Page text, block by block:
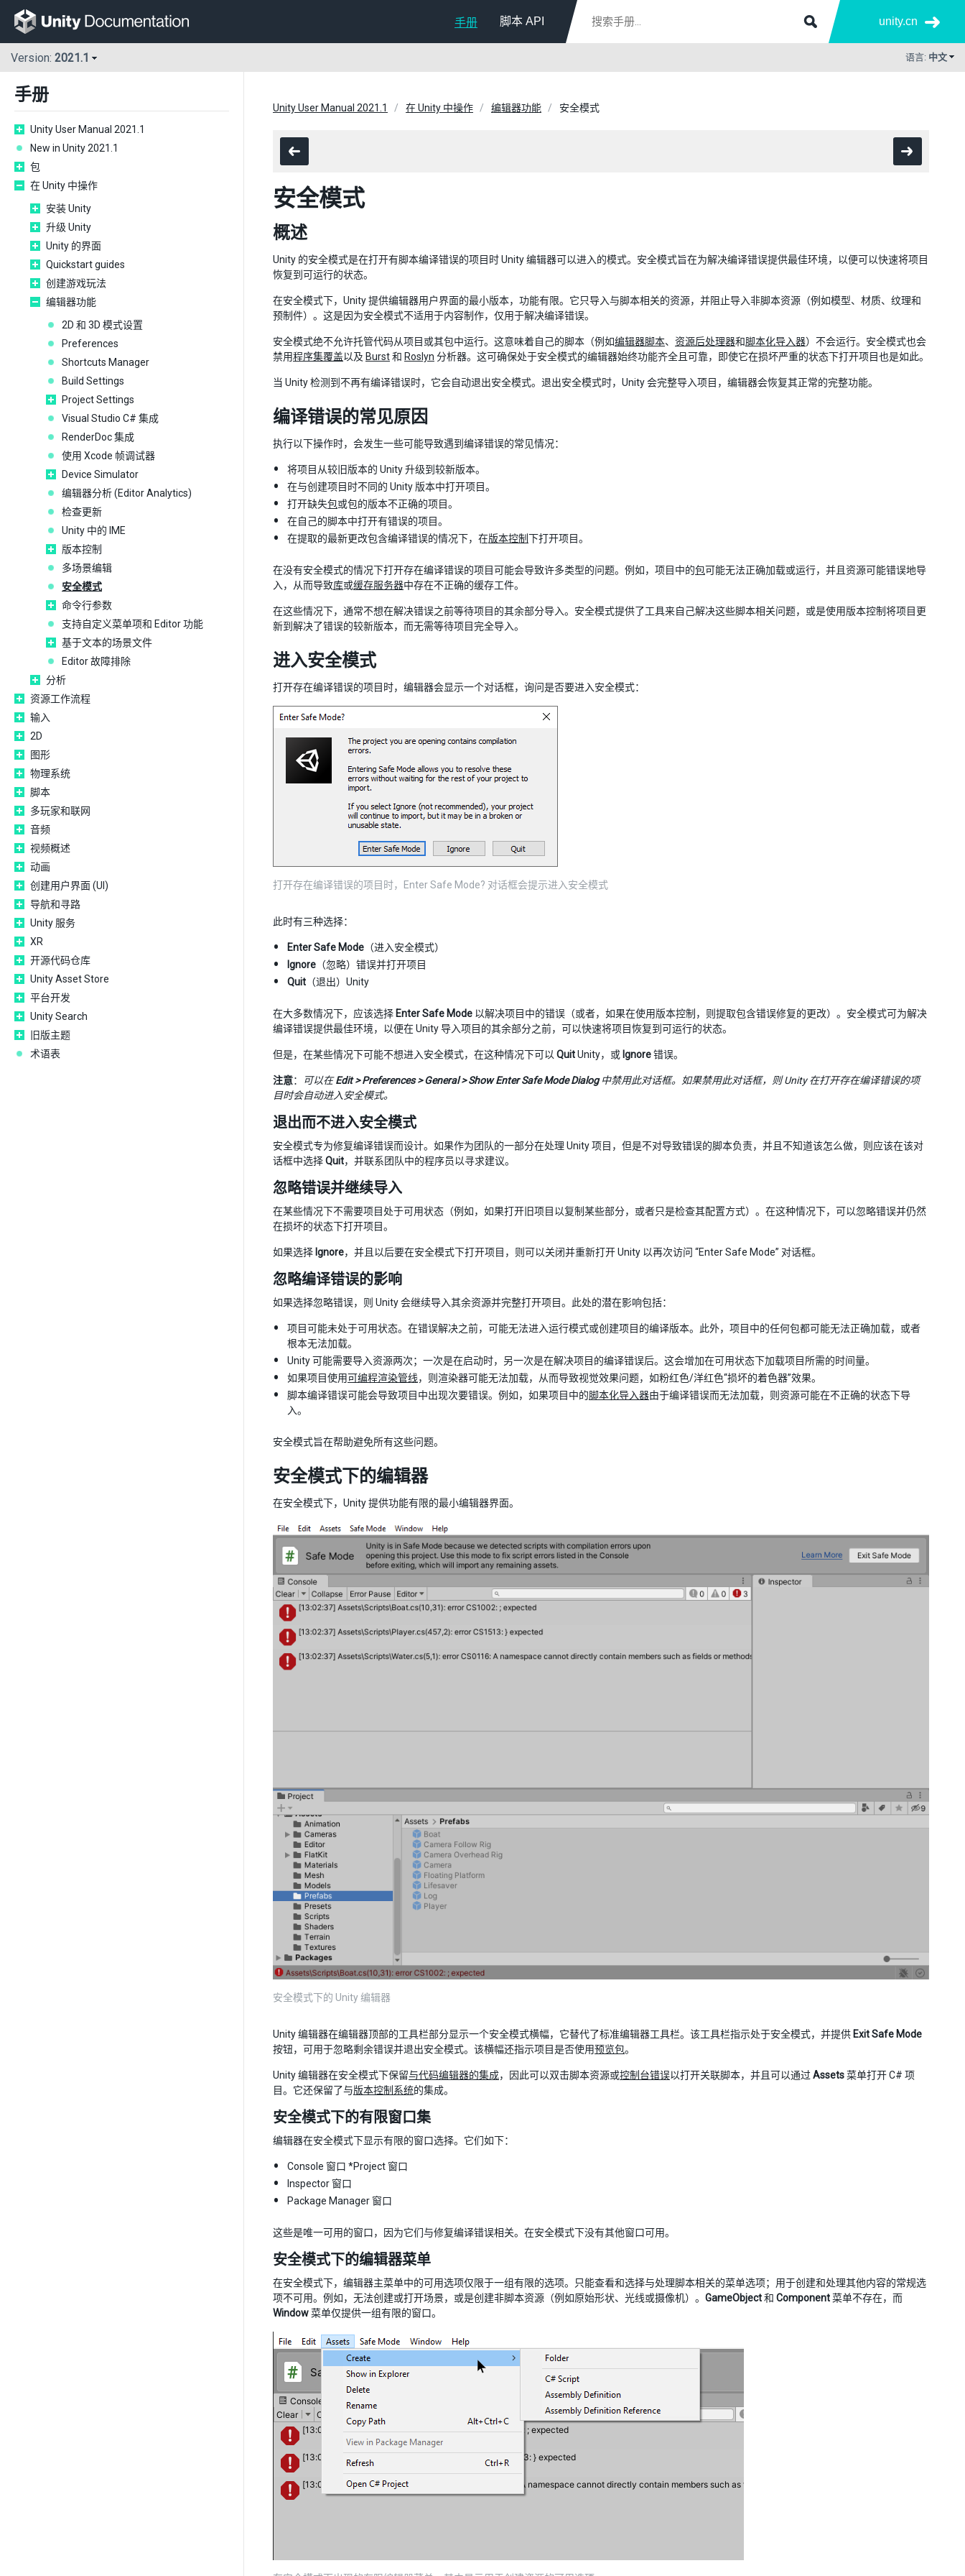
手册 脚本 API unity.cn
Version: 2021.1 语言: 中文
手册
Unity User Manual 2021.1
New in Unity 2021.1
包
在 Unity 中操作
安装 Unity
升级 Unity
Unity 的界面
Quickstart guides
创建游戏玩法
编辑器功能
2D 和 3D 模式设置
Preferences
Shortcuts Manager
Build Settings
Project Settings
Visual Studio C# 集成
RenderDoc 集成
使用 Xcode 帧调试器
Device Simulator
编辑器分析 (Editor Analytics)
检查更新
Unity 中的 IME
版本控制
多场景编辑
安全模式
命令行参数
支持自定义菜单项和 Editor 功能
基于文本的场景文件
Editor 故障排除
分析
资源工作流程
输入
2D
图形
物理系统
脚本
多玩家和联网
音频
视频概述
动画
创建用户界面 (UI)
导航和寻路
Unity 服务
XR
开源代码仓库
Unity Asset Store
平台开发
Unity Search
旧版主题
术语表
Unity User Manual 2021.1 在 Unity 中操作 编辑器功能 安全模式
安全模式
概述
Unity 的安全模式是在打开有脚本编译错误的项目时 Unity 编辑器可以进入的模式。安全模式旨在为解决编译错误提供最佳环境，以便可以快速将项目
恢复到可运行的状态。
在安全模式下，Unity 提供编辑器用户界面的最小版本，功能有限。它只导入与脚本相关的资源，并阻止导入非脚本资源（例如模型、材质、纹理和
预制件）。这是因为安全模式不适用于内容制作，仅用于解决编译错误。
安全模式绝不允许托管代码从项目或其包中运行。这意味着自己的脚本（例如编辑器脚本、 资源后处理器和脚本化导入器）不会运行。安全模式也会
禁用程序集覆盖以及 Burst和 Roslyn 分析器。这可确保处于安全模式的编辑器始终功能齐全且可靠，即使它在损坏严重的状态下打开项目也是如此。
当 Unity 检测到不再有编译错误时，它会自动退出安全模式。退出安全模式时，Unity 会完整导入项目，编辑器会恢复其正常的完整功能。
编译错误的常见原因
执行以下操作时，会发生一些可能导致遇到编译错误的常见情况：
将项目从较旧版本的 Unity 升级到较新版本。
在与创建项目时不同的 Unity 版本中打开项目。
打开缺失包或包的版本不正确的项目。
在自己的脚本中打开有错误的项目。
在提取的最新更改包含编译错误的情况下，在版本控制下打开项目。
在没有安全模式的情况下打开存在编译错误的项目可能会导致许多类型的问题。例如，项目中的包可能无法正确加载或运行，并且资源可能错误地导
入，从而导致库或缓存服务器中存在不正确的缓存工件。
在这些情况下，通常不想在解决错误之前等待项目的其余部分导入。安全模式提供了工具来自己解决这些脚本相关问题，或是使用版本控制将项目更
新到解决了错误的较新版本，而无需等待项目完全导入。
进入安全模式
打开存在编译错误的项目时，编辑器会显示一个对话框，询问是否要进入安全模式：
打开存在编译错误的项目时，Enter Safe Mode? 对话框会提示进入安全模式
此时有三种选择：
Enter Safe Mode （进入安全模式）
Ignore （忽略）错误并打开项目
Quit （退出）Unity
在大多数情况下，应该选择 Enter Safe Mode 以解决项目中的错误（或者，如果在使用版本控制，则提取包含错误修复的更改）。安全模式可为解决
编译错误提供最佳环境，以便在 Unity 导入项目的其余部分之前，可以快速将项目恢复到可运行的状态。
但是，在某些情况下可能不想进入安全模式，在这种情况下可以 QuitUnity，或 Ignore错误。
注意： 可以在Edit > Preferences > General > Show Enter Safe Mode Dialog中禁用此对话框。如果禁用此对话框，则 Unity 在打开存在编译错误的项
目时会自动进入安全模式。
退出而不进入安全模式
安全模式专为修复编译错误而设计。如果作为团队的一部分在处理 Unity 项目，但是不对导致错误的脚本负责，并且不知道该怎么做，则应该在该对
话框中选择Quit，并联系团队中的程序员以寻求建议。
忽略错误并继续导入
在某些情况下不需要项目处于可用状态（例如，如果打开旧项目以复制某些部分，或者只是检查其配置方式）。在这种情况下，可以忽略错误并仍然
在损坏的状态下打开项目。
如果选择 Ignore，并且以后要在安全模式下打开项目，则可以关闭并重新打开 Unity 以再次访问 “Enter Safe Mode” 对话框。
忽略编译错误的影响
如果选择忽略错误，则 Unity 会继续导入其余资源并完整打开项目。此处的潜在影响包括：
项目可能未处于可用状态。在错误解决之前，可能无法进入运行模式或创建项目的编译版本。此外，项目中的任何包都可能无法正确加载，或者
根本无法加载。
Unity 可能需要导入资源两次；一次是在启动时，另一次是在解决项目的编译错误后。这会增加在可用状态下加载项目所需的时间量。
如果项目使用可编程渲染管线，则渲染器可能无法加载，从而导致视觉效果问题，如粉红色/洋红色“损坏的着色器”效果。
脚本编译错误可能会导致项目中出现次要错误。例如，如果项目中的脚本化导入器由于编译错误而无法加载，则资源可能在不正确的状态下导
入。
安全模式旨在帮助避免所有这些问题。
安全模式下的编辑器
在安全模式下，Unity 提供功能有限的最小编辑器界面。
安全模式下的 Unity 编辑器
Unity 编辑器在编辑器顶部的工具栏部分显示一个安全模式横幅，它替代了标准编辑器工具栏。该工具栏指示处于安全模式，并提供 Exit Safe Mode
按钮，可用于忽略剩余错误并退出安全模式。该横幅还指示项目是否使用预览包。
Unity 编辑器在安全模式下保留与代码编辑器的集成，因此可以双击脚本资源或控制台错误以打开关联脚本，并且可以通过 Assets菜单打开 C# 项
目。它还保留了与版本控制系统的集成。
安全模式下的有限窗口集
编辑器在安全模式下显示有限的窗口选择。它们如下：
Console 窗口 *Project 窗口
Inspector 窗口
Package Manager 窗口
这些是唯一可用的窗口，因为它们与修复编译错误相关。在安全模式下没有其他窗口可用。
安全模式下的编辑器菜单
在安全模式下，编辑器主菜单中的可用选项仅限于一组有限的选项。只能查看和选择与处理脚本相关的菜单选项；用于创建和处理其他内容的常规选
项不可用。例如，无法创建或打开场景，或是创建非脚本资源（例如原始形状、光线或摄像机）。 GameObject和 Component菜单不存在，而
Window菜单仅提供一组有限的窗口。